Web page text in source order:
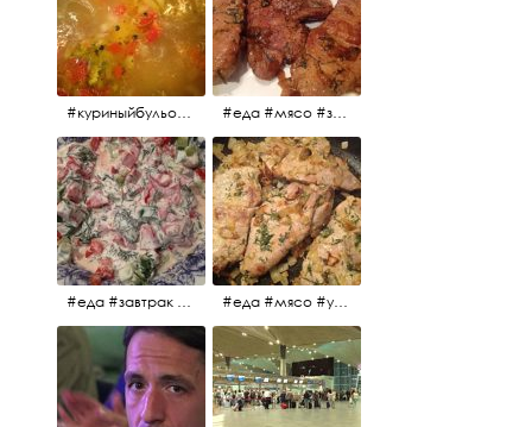
#куриныйбульон #лавровыйлист #помидоры #картофель #чеснок #лук #морковь #приправы #перецдушистый #курица #ужин #еда #сольповкусу #жёлтыйкарри #имбирь #кориандр #кокос #лимонныйсок #оливковоемасло #кумин #кайенскийперец #еда #мясо #завтрак #источниквдохновения #люблюготовить
#еда #завтрак #витамины #помидоры #укроп #огурцы #сметана #салат #еда #мясо #утро #завтрак #едакакисточниквдохновения